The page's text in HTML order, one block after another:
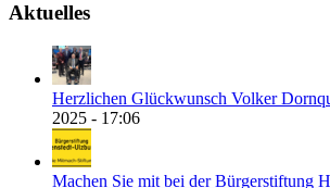
Aktuelles
Herzlichen Glückwunsch Volker
2025 - 17:06
Machen Sie mit bei der Bürgerstiftung